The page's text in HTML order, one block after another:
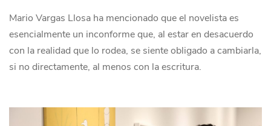
Mario Vargas Llosa ha mencionado que el novelista es
esencialmente un inconforme que, al estar en desacuerdo
con la realidad que lo rodea, se siente obligado a cambiarla,
si no directamente, al menos con la escritura.